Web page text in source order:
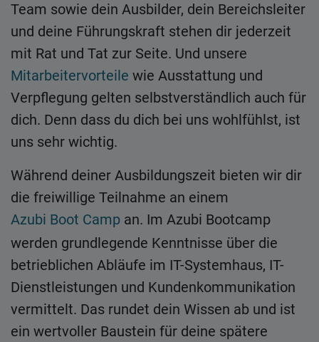
Team sowie dein Ausbilder, dein Bereichsleiter
und deine Führungskraft stehen dir jederzeit
mit Rat und Tat zur Seite. Und unsere
Mitarbeitervorteile wie Ausstattung und
Verpflegung gelten selbstverständlich auch für
dich. Denn dass du dich bei uns wohlfühlst, ist
uns sehr wichtig.
Während deiner Ausbildungszeit bieten wir dir
die freiwillige Teilnahme an einem
Azubi Boot Camp an. Im Azubi Bootcamp
werden grundlegende Kenntnisse über die
betrieblichen Abläufe im IT-Systemhaus, IT-
Dienstleistungen und Kundenkommunikation
vermittelt. Das rundet dein Wissen ab und ist
ein wertvoller Baustein für deine spätere